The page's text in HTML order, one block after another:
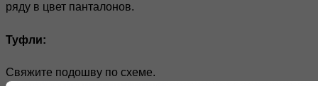
ряду в цвет панталонов.
Туфли:
Свяжите подошву по схеме.